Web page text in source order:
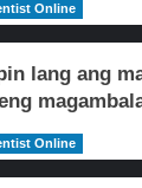
Online
lang ang
Online